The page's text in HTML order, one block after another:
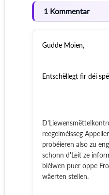
1 Kommentar
Gudde Moien,
Entschëllegt fir déi
reegelméisseg
probéieren also zu
schonn d'Leit ze
bléiwen puer oppe
wäerten stellen.